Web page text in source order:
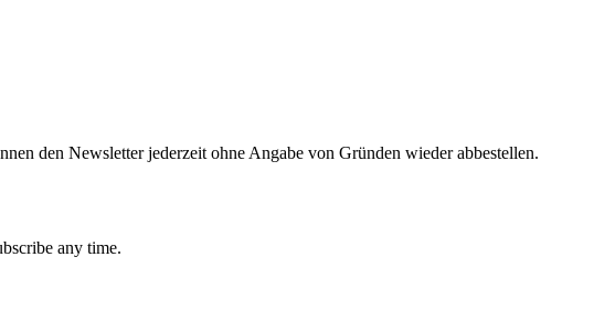
den Newsletter jederzeit ohne Angabe von Gründen wieder abbestellen.
any time.